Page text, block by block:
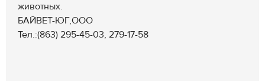
животных.
БАЙВЕТ-ЮГ,ООО
Тел.:(863) 295-45-03, 279-17-58